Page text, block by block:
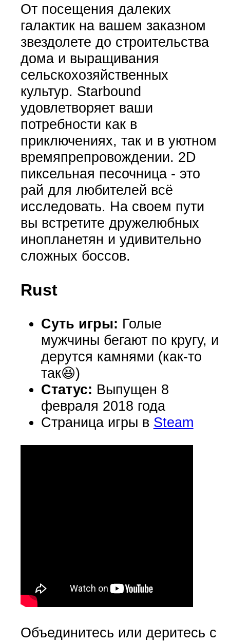
От посещения далеких
галактик на вашем заказном
звездолете до строительства
дома и выращивания
сельскохозяйственных
культур. Starbound
удовлетворяет ваши
потребности как в
приключениях, так и в уютном
времяпрепровождении. 2D
пиксельная песочница - это
рай для любителей всё
исследовать. На своем пути
вы встретите дружелюбных
инопланетян и удивительно
сложных боссов.
Rust
Суть игры: Голые
мужчины бегают по кругу, и
дерутся камнями (как-то
так😆)
Статус: Выпущен 8
февраля 2018 года
Страница игры в Steam
Объединитесь или деритесь с